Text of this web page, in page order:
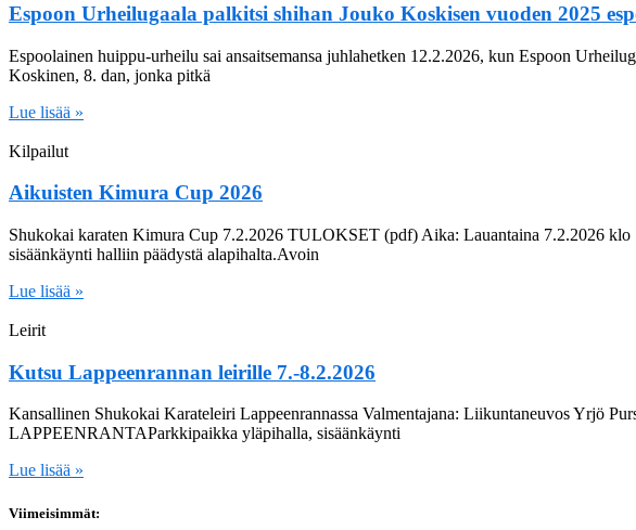
Espoon Urheilugaala palkitsi shihan Jouko Koskisen vuoden 2025
Espoolainen huippu-urheilu sai ansaitsemansa juhlahetken 12.2.2026, kun Espoon
Koskinen, 8. dan, jonka pitkä
Lue lisää »
Kilpailut
Aikuisten Kimura Cup 2026
Shukokai karaten Kimura Cup 7.2.2026 TULOKSET (pdf) Aika: Lauantaina 7.2.2026
sisäänkäynti halliin päädystä alapihalta.Avoin
Lue lisää »
Leirit
Kutsu Lappeenrannan leirille 7.-8.2.2026
Kansallinen Shukokai Karateleiri Lappeenrannassa Valmentajana: Liikuntaneuvos Yrjö
LAPPEENRANTAParkkipaikka yläpihalla, sisäänkäynti
Lue lisää »
Viimeisimmät: